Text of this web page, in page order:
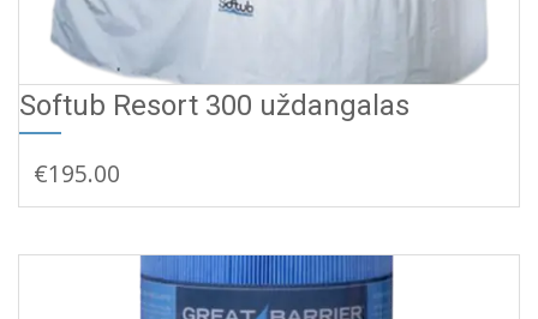
Į KREPŠELĮ
Softub Resort 300 uždangalas
€195.00